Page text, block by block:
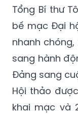
Tổng Bí thư
bế mạc Đại
nhanh
sang hành
Đảng sang
Hội thảo
khai mạc và